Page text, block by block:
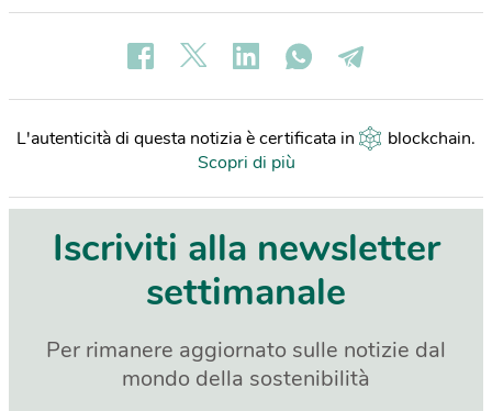
L'autenticità di questa notizia è certificata in blockchain.
Scopri di più
Iscriviti alla newsletter
settimanale
Per rimanere aggiornato sulle notizie dal
mondo della sostenibilità